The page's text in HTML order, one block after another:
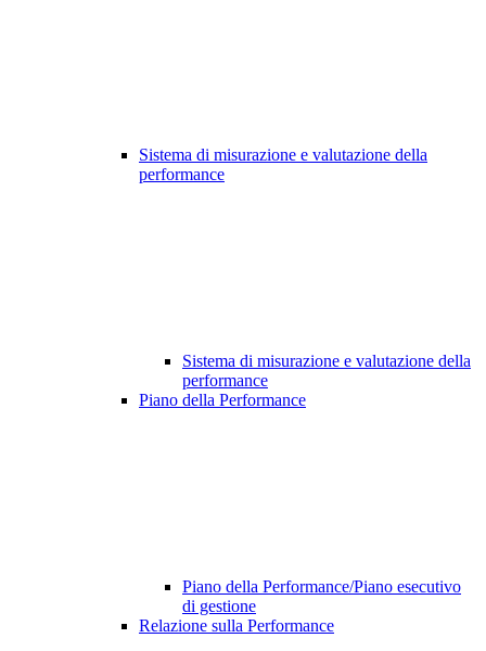
Sistema di misurazione e valutazione della
performance
Sistema di misurazione e valutazione della
performance
Piano della Performance
Piano della Performance/Piano esecutivo
di gestione
Relazione sulla Performance